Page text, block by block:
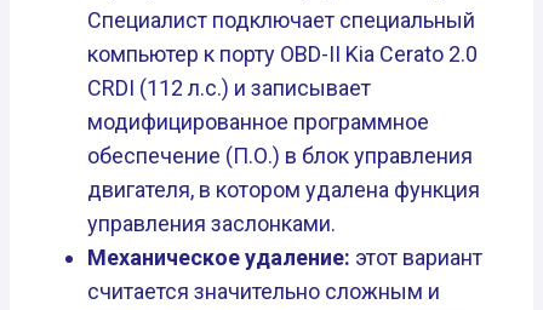
Специалист подключает специальный
компьютер к порту OBD-II Kia Cerato 2.0
CRDI (112 л.с.) и записывает
модифицированное программное
обеспечение (П.О.) в блок управления
двигателя, в котором удалена функция
управления заслонками.
Механическое удаление: этот вариант
считается значительно сложным и